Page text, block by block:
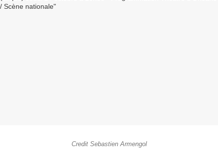
Credit Sebastien Armengol